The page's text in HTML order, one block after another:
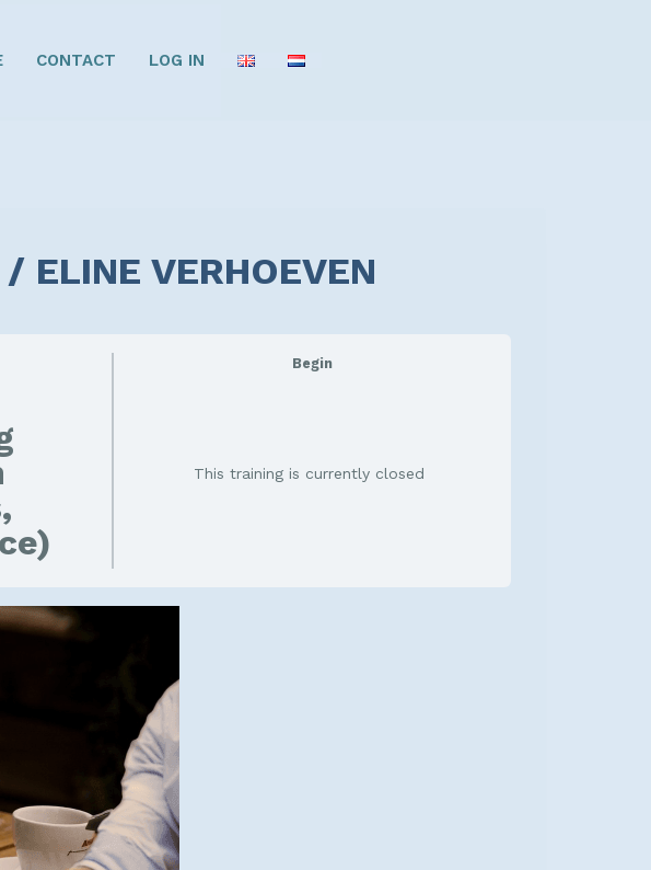
CONTACT LOG IN
VERHOEVEN
Begin
This training is currently closed